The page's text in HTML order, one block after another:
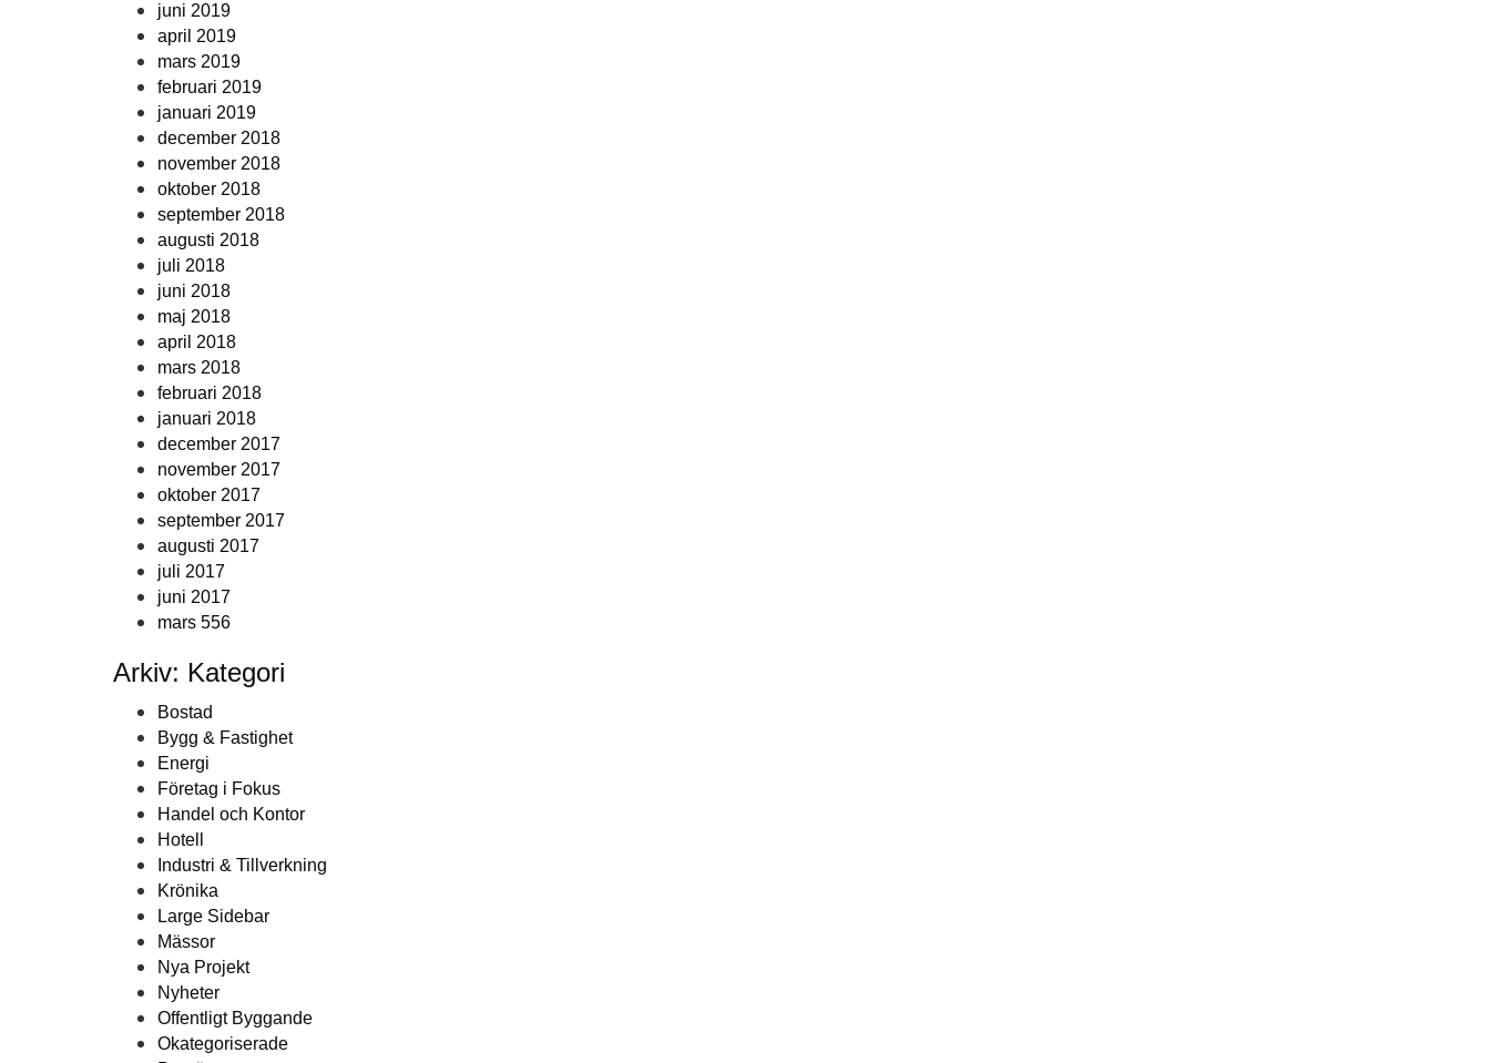
juni 2019
april 2019
mars 2019
februari 2019
januari 2019
december 2018
november 2018
oktober 2018
september 2018
augusti 2018
juli 2018
juni 2018
maj 2018
april 2018
mars 2018
februari 2018
januari 2018
december 2017
november 2017
oktober 2017
september 2017
augusti 2017
juli 2017
juni 2017
mars 556
Arkiv: Kategori
Bostad
Bygg & Fastighet
Energi
Företag i Fokus
Handel och Kontor
Hotell
Industri & Tillverkning
Krönika
Large Sidebar
Mässor
Nya Projekt
Nyheter
Offentligt Byggande
Okategoriserade